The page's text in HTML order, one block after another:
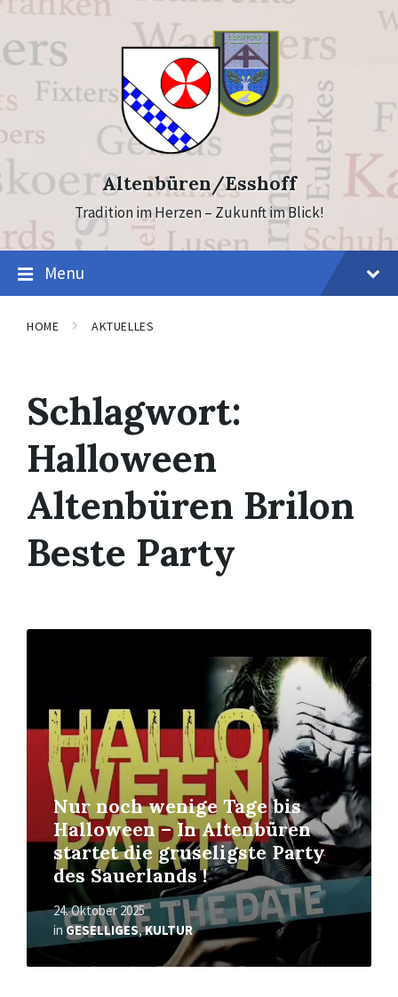
Skip
content
Skip
footer
Altenbüren/Esshoff
Tradition im Herzen – Zukunft im Blick!
Menu
HOME AKTUELLES
Schlagwort:
Halloween
Altenbüren Brilon
Beste Party
Nur noch wenige Tage bis
Halloween – In Altenbüren
startet die gruseligste Party
des Sauerlands !
24. Oktober 2025
inGESELLIGES,KULTUR
Mehr